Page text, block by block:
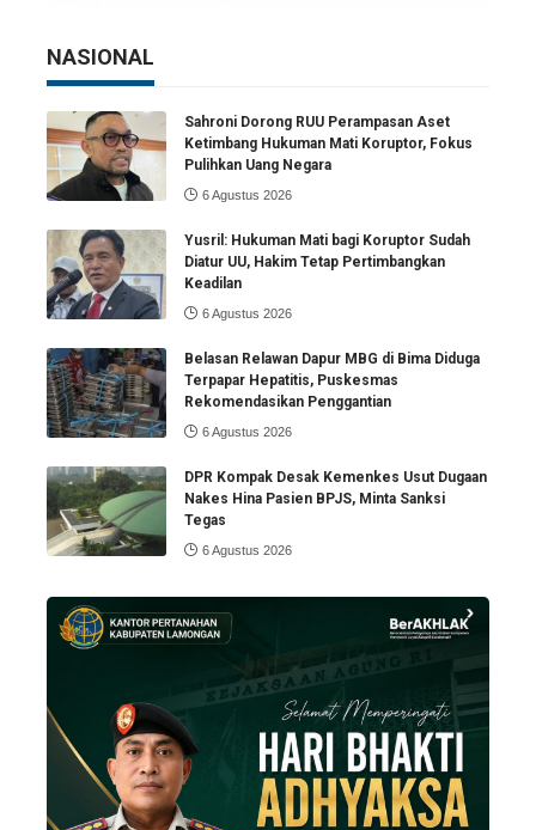
NASIONAL
Sahroni Dorong RUU Perampasan Aset
Ketimbang Hukuman Mati Koruptor, Fokus
Pulihkan Uang Negara
6 Agustus 2026
Yusril: Hukuman Mati bagi Koruptor Sudah
Diatur UU, Hakim Tetap Pertimbangkan
Keadilan
6 Agustus 2026
Belasan Relawan Dapur MBG di Bima Diduga
Terpapar Hepatitis, Puskesmas
Rekomendasikan Penggantian
6 Agustus 2026
DPR Kompak Desak Kemenkes Usut Dugaan
Nakes Hina Pasien BPJS, Minta Sanksi
Tegas
6 Agustus 2026